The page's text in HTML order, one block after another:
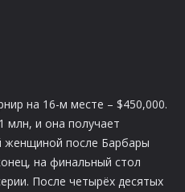
на 16-м месте – $450,000.
млн, и она получает
женщиной после Барбары
на финальный стол
После четырёх десятых